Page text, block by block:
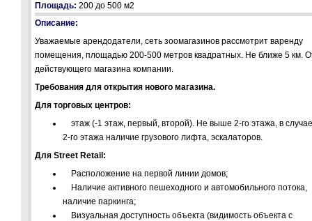
Площадь: 200 до 500 м2
Описание:
Уважаемые арендодатели, сеть зоомагазинов рассмотрит варенду
помещения, площадью 200-500 метров квадратных. Не ближе 5 км.
действующего магазина компании.
Требования для открытия нового магазина.
Для торговых центров:
этаж (-1 этаж, первый, второй). Не выше 2-го этажа, в случае
2-го этажа наличие грузового лифта, эскалаторов.
Для Street Retail:
Расположение на первой линии домов;
Наличие активного пешеходного и автомобильного потока,
наличие паркинга;
Визуальная доступность объекта (видимость объекта с